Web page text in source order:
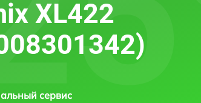
XL422
сервис